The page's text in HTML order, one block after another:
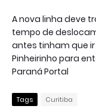
A nova linha deve
tempo de
antes tinham que
Pinheirinho para
Paraná Portal
Tags Curitiba